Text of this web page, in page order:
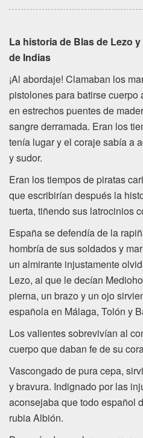
La historia de Blas de Lezo
de Indias
¡Al abordaje! Clamaban los
pistolones para batirse cuerpo
en estrechos puentes de
sangre derramada. Eran los
tenía lugar y el coraje sabía a
y sudor.
Eran los tiempos de piratas
que escribirían después la
tuerta, tiñendo sus latrocinios
España se defendía de la
hombría de sus soldados y
un almirante injustamente
Lezo, al que le decían
pierna, un brazo y un ojo
española en Málaga, Tolón y
Los valientes sobrevivían al
cuerpo que daban fe de su
Vascongado de pura cepa,
y bravura. Indignado por las
aconsejaba que todo español
rubia Albión.